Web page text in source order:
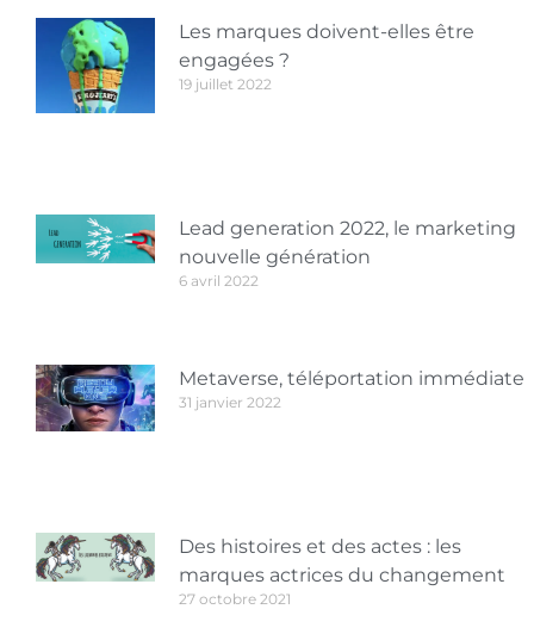
Les marques doivent-elles être
engagées ?
19 juillet 2022
Lead generation 2022, le marketing
nouvelle génération
6 avril 2022
Metaverse, téléportation immédiate
31 janvier 2022
Des histoires et des actes : les
marques actrices du changement
27 octobre 2021